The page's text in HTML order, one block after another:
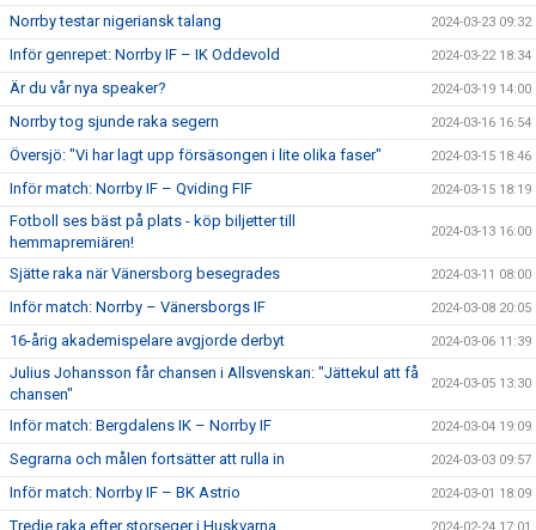
Norrby testar nigeriansk talang 2024-03-23 09:32
Inför genrepet: Norrby IF – IK Oddevold 2024-03-22 18:34
Är du vår nya speaker? 2024-03-19 14:00
Norrby tog sjunde raka segern 2024-03-16 16:54
Översjö: "Vi har lagt upp försäsongen i lite olika faser" 2024-03-15 18:46
Inför match: Norrby IF – Qviding FIF 2024-03-15 18:19
Fotboll ses bäst på plats - köp biljetter till
hemmapremiären!
2024-03-13 16:00
Sjätte raka när Vänersborg besegrades 2024-03-11 08:00
Inför match: Norrby – Vänersborgs IF 2024-03-08 20:05
16-årig akademispelare avgjorde derbyt 2024-03-06 11:39
Julius Johansson får chansen i Allsvenskan: "Jättekul att få
chansen"
2024-03-05 13:30
Inför match: Bergdalens IK – Norrby IF 2024-03-04 19:09
Segrarna och målen fortsätter att rulla in 2024-03-03 09:57
Inför match: Norrby IF – BK Astrio 2024-03-01 18:09
Tredje raka efter storseger i Huskvarna